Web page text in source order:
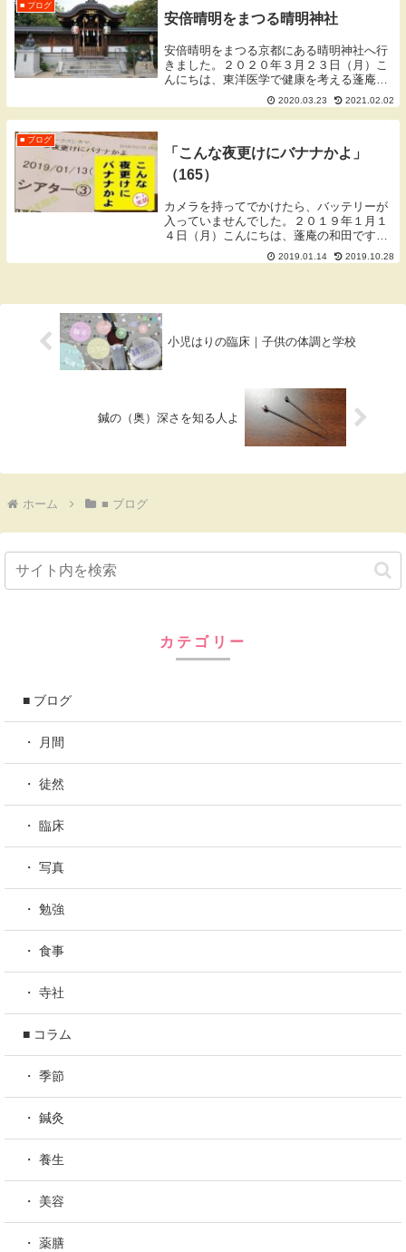
■ ブログ
安倍晴明をまつる晴明神社
安倍晴明をまつる京都にある晴明神社へ行
きました。２０２０年３月２３日（月）こ
んにちは、東洋医学で健康を考える蓬庵
（よもぎあん）のワダです。ブログをご覧
いただきありがとうございます。※一部の
写真はクリックで大きくなります。無断使
2020.03.23 2021.02.02
■ ブログ
「こんな夜更けにバナナかよ」
（165）
カメラを持ってでかけたら、バッテリーが
入っていませんでした。２０１９年１月１
４日（月）こんにちは、蓬庵の和田です。
昨日の13日（日）にカメラを持ってでかけ
たら、大阪まででてきてからカメラにバッ
2019.01.14 2019.10.28
小児はりの臨床｜子供の体調と学校
鍼の（奥）深さを知る人よ
ホーム ■ ブログ
カテゴリー
■ ブログ
・ 月間
・ 徒然
・ 臨床
・ 写真
・ 勉強
・ 食事
・ 寺社
■ コラム
・ 季節
・ 鍼灸
・ 養生
・ 美容
・ 薬膳